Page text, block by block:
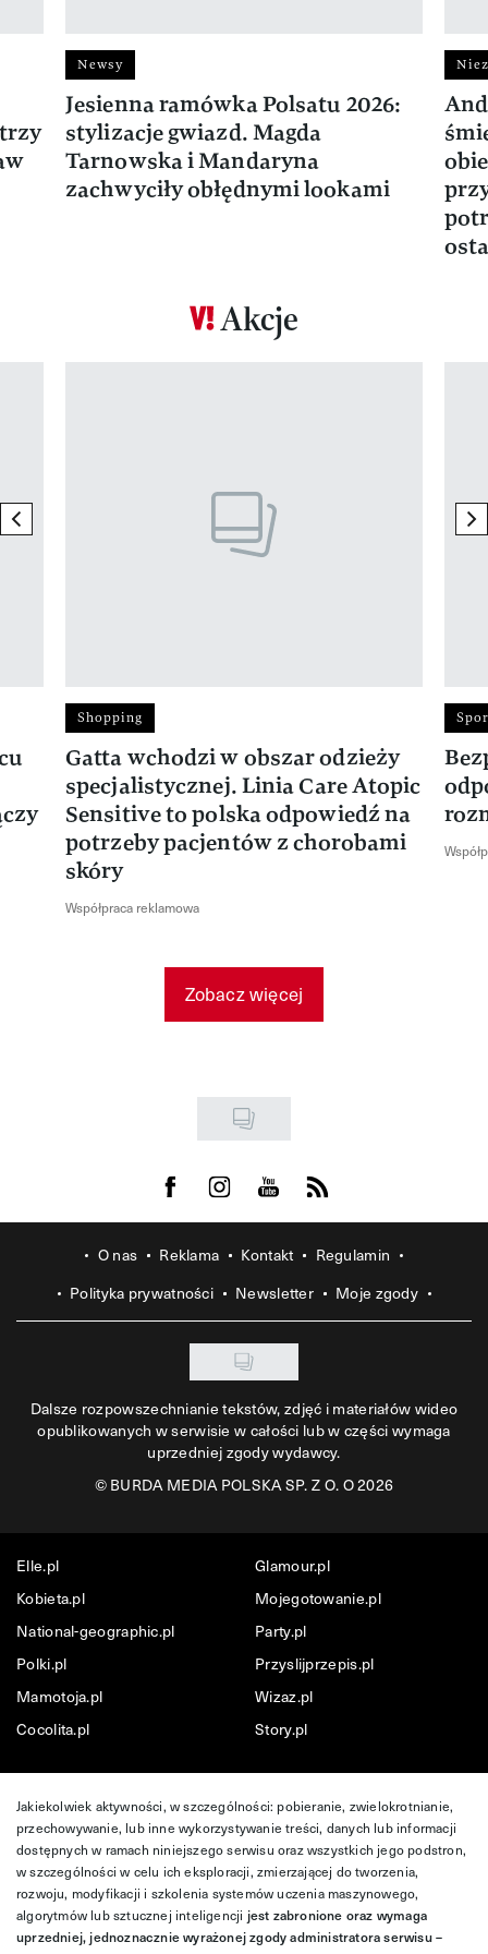
Newsy
Jesienna ramówka Polsatu 2026:
stylizacje gwiazd. Magda
Tarnowska i Mandaryna
zachwyciły obłędnymi lookami
Akcje
previous element
Shopping
Gatta wchodzi w obszar odzieży
specjalistycznej. Linia Care Atopic
Sensitive to polska odpowiedź na
potrzeby pacjentów z chorobami
skóry
Współpraca reklamowa
Zobacz więcej
Visit us on Facebook
Visit us on Instagram
Visit us on Youtube
Visit us on Rss
O nas Reklama Kontakt
Regulamin
Polityka prywatności
Newsletter Moje zgody
Dalsze rozpowszechnianie tekstów, zdjęć i materiałów wideo
opublikowanych w serwisie w całości lub w części wymaga
uprzedniej zgody wydawcy.
©BURDA MEDIA POLSKA SP. Z O. O 2026
Elle.pl
Glamour.pl
Kobieta.pl
Mojegotowanie.pl
National-geographic.pl
Party.pl
Polki.pl
Przyslijprzepis.pl
Mamotoja.pl
Wizaz.pl
Cocolita.pl
Story.pl
Jakiekolwiek aktywności, w szczególności: pobieranie, zwielokrotnianie,
przechowywanie, lub inne wykorzystywanie treści, danych lub informacji
dostępnych w ramach niniejszego serwisu oraz wszystkich jego podstron,
w szczególności w celu ich eksploracji, zmierzającej do tworzenia,
rozwoju, modyfikacji i szkolenia systemów uczenia maszynowego,
algorytmów lub sztucznej inteligencji jest zabronione oraz wymaga
uprzedniej, jednoznacznie wyrażonej zgody administratora serwisu –